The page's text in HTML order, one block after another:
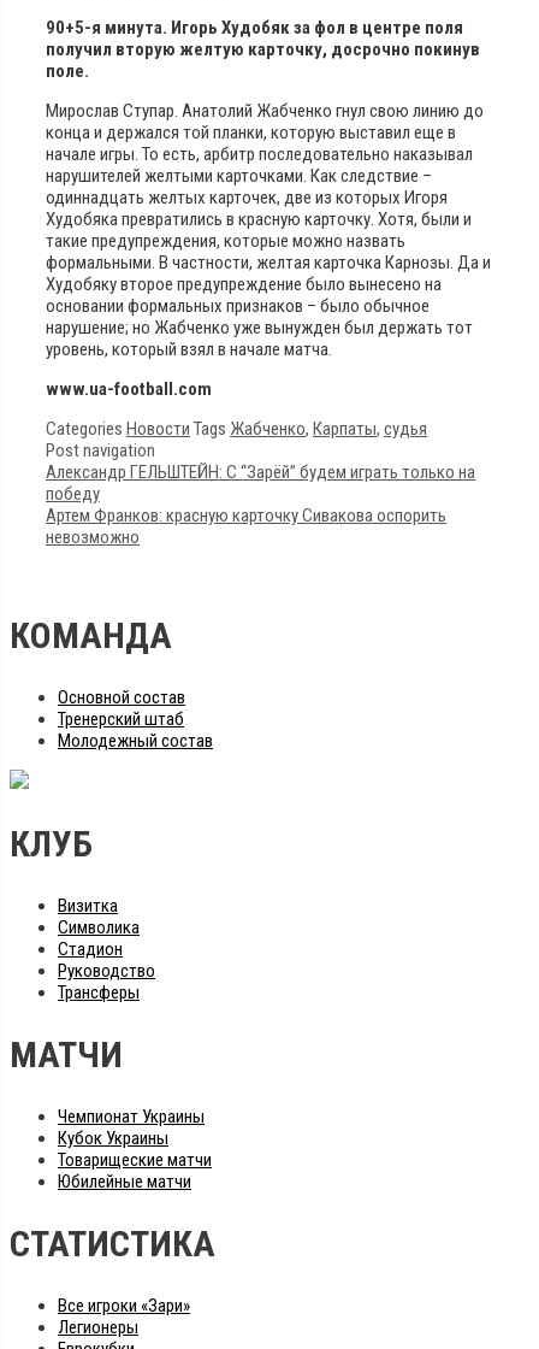
90+5-я минута. Игорь Худобяк за фол в центре поля
получил вторую желтую карточку, досрочно покинув
поле.
Мирослав Ступар. Анатолий Жабченко гнул свою линию до
конца и держался той планки, которую выставил еще в
начале игры. То есть, арбитр последовательно наказывал
нарушителей желтыми карточками. Как следствие –
одиннадцать желтых карточек, две из которых Игоря
Худобяка превратились в красную карточку. Хотя, были и
такие предупреждения, которые можно назвать
формальными. В частности, желтая карточка Карнозы. Да и
Худобяку второе предупреждение было вынесено на
основании формальных признаков – было обычное
нарушение; но Жабченко уже вынужден был держать тот
уровень, который взял в начале матча.
www.ua-football.com
Categories Новости Tags Жабченко, Карпаты, судья
Post navigation
Александр ГЕЛЬШТЕЙН: С “Зарёй” будем играть только на
победу
Артем Франков: красную карточку Сивакова оспорить
невозможно
КОМАНДА
Основной состав
Тренерский штаб
Молодежный состав
КЛУБ
Визитка
Символика
Стадион
Руководство
Трансферы
МАТЧИ
Чемпионат Украины
Кубок Украины
Товарищеские матчи
Юбилейные матчи
СТАТИСТИКА
Все игроки «Зари»
Легионеры